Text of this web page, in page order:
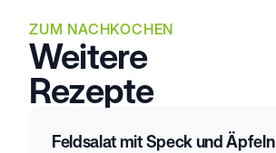
ZUM NACHKOCHEN
Weitere
Rezepte
Feldsalat mit Speck und Äpfeln